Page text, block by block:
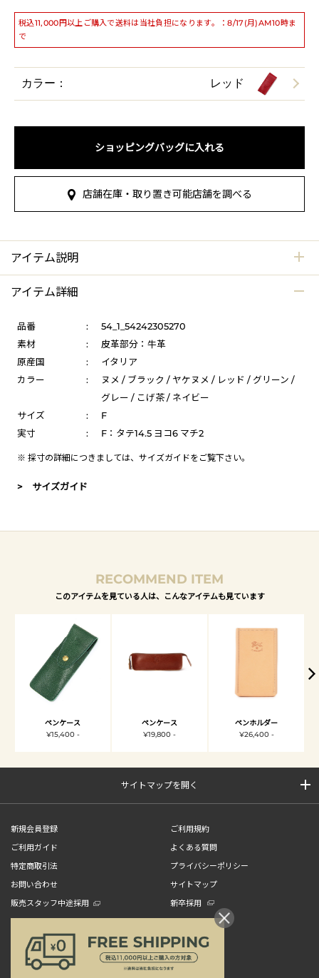
税込11,000円以上ご購入で送料は当社負担になります。：8/17(月)AM10時ま
で
カラー： レッド
ショッピングバッグに入れる
店舗在庫・取り置き可能店舗を調べる
アイテム説明
アイテム詳細
品番 :
54_1_54242305270
素材
:
皮革部分：牛革
原産国
:
イタリア
カラー
:
ヌメ / ブラック / ヤケヌメ / レッド / グリーン /
グレー / こげ茶 / ネイビー
サイズ
:
F
実寸
: F：タテ14.5 ヨコ6 マチ2
※ 採寸の詳細につきましては、 サイズガイドをご覧下さい。
> サイズガイド
RECOMMEND ITEM
このアイテムを見ている人は、こんなアイテムも見ています
ペンケース
¥15,400 -
ペンケース
¥19,800 -
ペンホルダー
¥26,400 -
サイトマップを開く
新規会員登録
ご利用規約
ご利用ガイド
よくある質問
特定商取引法
プライバシーポリシー
お問い合わせ
サイトマップ
販売スタッフ中途採用
新卒採用